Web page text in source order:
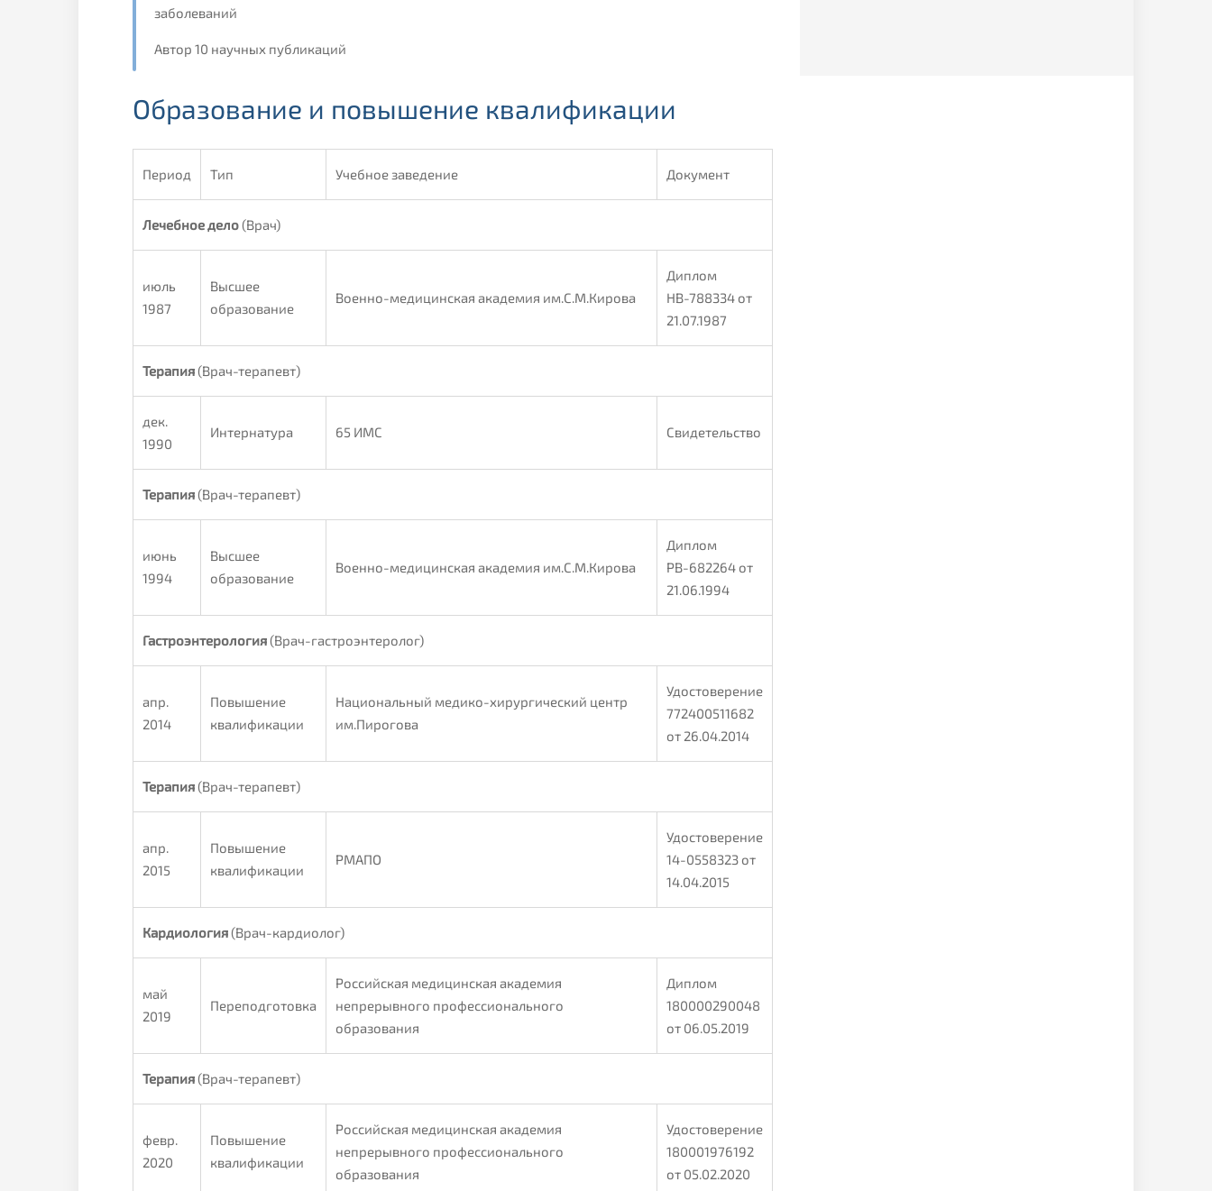
заболеваний
Автор 10 научных публикаций
Образование и повышение квалификации
Период Тип Учебное заведение Документ
Лечебное дело(Врач)
июль
1987
Высшее
образование
Военно-медицинская академия им.С.М.Кирова
Диплом
НВ-788334 от
21.07.1987
Терапия(Врач-терапевт)
дек.
1990
Интернатура 65 ИМС Свидетельство
Терапия(Врач-терапевт)
июнь
1994
Высшее
образование
Военно-медицинская академия им.С.М.Кирова
Диплом
РВ-682264 от
21.06.1994
Гастроэнтерология(Врач-гастроэнтеролог)
апр.
2014
Повышение
квалификации
Национальный медико-хирургический центр
им.Пирогова
Удостоверение
772400511682
от 26.04.2014
Терапия(Врач-терапевт)
апр.
2015
Повышение
квалификации
РМАПО
Удостоверение
14-0558323 от
14.04.2015
Кардиология(Врач-кардиолог)
май
2019
Переподготовка
Российская медицинская академия
непрерывного профессионального
образования
Диплом
180000290048
от 06.05.2019
Терапия(Врач-терапевт)
февр.
2020
Повышение
квалификации
Российская медицинская академия
непрерывного профессионального
образования
Удостоверение
180001976192
от 05.02.2020